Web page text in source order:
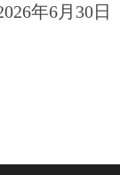
年6月 30日